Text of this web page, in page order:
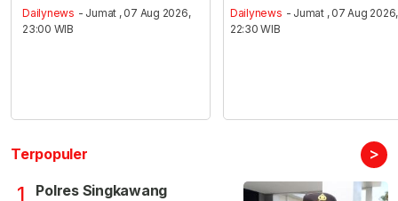
Dailynews - Jumat , 07 Aug 2026,
23:00 WIB
Dailynews - Jumat , 07 Aug 2026,
22:30 WIB
Terpopuler >
1
Polres Singkawang